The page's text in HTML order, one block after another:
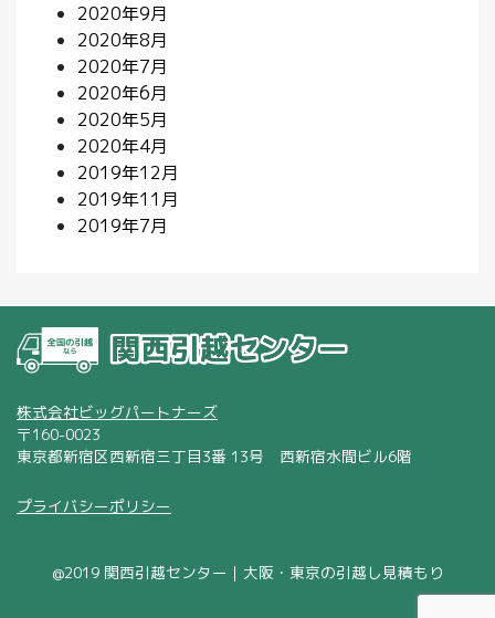
2020年9月
2020年8月
2020年7月
2020年6月
2020年5月
2020年4月
2019年12月
2019年11月
2019年7月
株式会社ビッグパートナーズ
〒160-0023
東京都新宿区西新宿三丁目3番 13号 西新宿水間ビル6階
プライバシーポリシー
@2019 関西引越センター｜大阪・東京の引越し見積もり